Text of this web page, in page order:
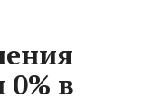
0% в